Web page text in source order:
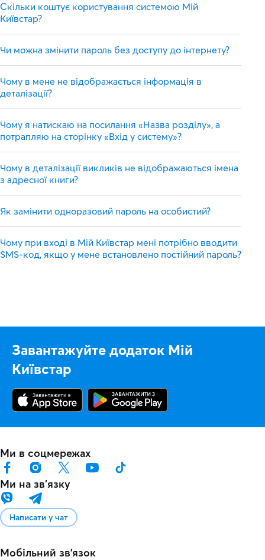
Скільки коштує користування системою Мій
Київстар?
Чи можна змінити пароль без доступу до інтернету?
Чому в мене не відображається інформація в
деталізації?
Чому я натискаю на посилання «Назва розділу», а
потрапляю на сторінку «Вхід у систему»?
Чому в деталізації викликів не відображаються імена
з адресної книги?
Як замінити одноразовий пароль на особистий?
Чому при вході в Мій Київстар мені потрібно вводити
SMS-код, якщо у мене встановлено постійний пароль?
Завантажуйте додаток Мій
Київстар
Ми в соцмережах
Ми на звʼязку
Написати у чат
Мобільний зв'язок